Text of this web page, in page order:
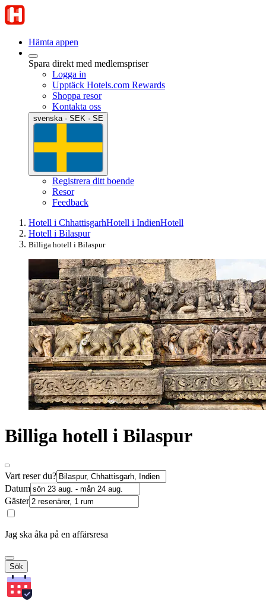
Hämta appen
Spara direkt med medlemspriser
Logga in
Upptäck Hotels.com Rewards
Shoppa resor
Kontakta oss
svenska · SEK · SE
Registrera ditt boende
Resor
Feedback
Hotell i ChhattisgarhHotell i IndienHotell
Hotell i Bilaspur
Billiga hotell i Bilaspur
Billiga hotell i Bilaspur
Vart reser du?
Datum
Gäster
Jag ska åka på en affärsresa
Sök